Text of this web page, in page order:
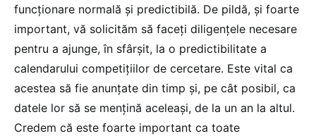
funcționare normală și predictibilă. De pildă, și foarte
important, vă solicităm să faceți diligențele necesare
pentru a ajunge, în sfârșit, la o predictibilitate a
calendarului competițiilor de cercetare. Este vital ca
acestea să fie anunțate din timp și, pe cât posibil, ca
datele lor să se mențină aceleași, de la un an la altul.
Credem că este foarte important ca toate